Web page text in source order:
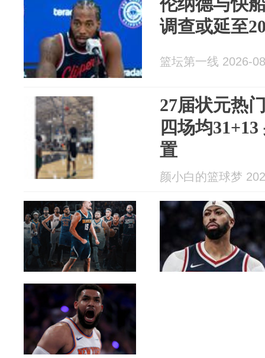
调查或延至
篮坛第一线 2026-
27届状元热
四场均
置
颜小白的篮球梦